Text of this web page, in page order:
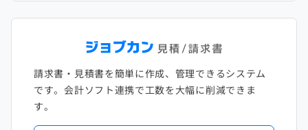
請求書・見積書を簡単に作成、管理できるシステム
です。会計ソフト連携で工数を大幅に削減できま
す。